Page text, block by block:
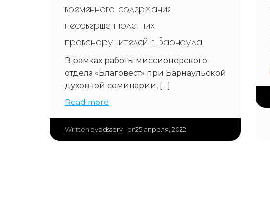
временного содержания
несовершеннолетних
правонарушителей г. Барнаула.
В рамках работы миссионерского
отдела «Благовест» при Барнаульской
духовной семинарии, […]
Read more
Written bybdsserv on25 апреля, 2022